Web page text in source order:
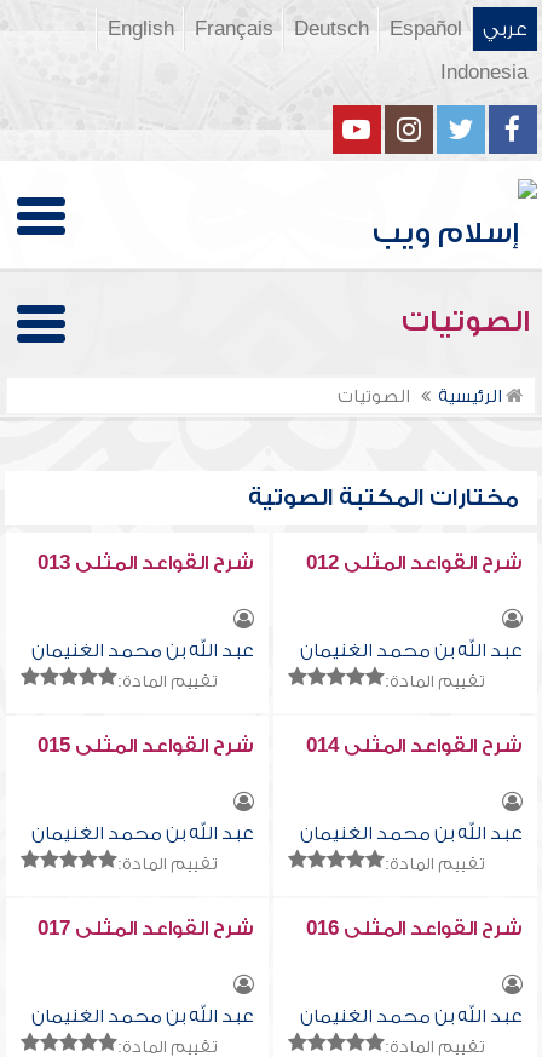
عربي Español
Deutsch
Français
English
Indonesia
الصوتيات
الرئيسية الصوتيات
مختارات المكتبة الصوتية
شرح القواعد المثلى 012
عبد الله بن محمد الغنيمان
تقييم المادة:
شرح القواعد المثلى 013
عبد الله بن محمد الغنيمان
تقييم المادة:
شرح القواعد المثلى 014
عبد الله بن محمد الغنيمان
تقييم المادة:
شرح القواعد المثلى 015
عبد الله بن محمد الغنيمان
تقييم المادة:
شرح القواعد المثلى 016
عبد الله بن محمد الغنيمان
تقييم المادة:
شرح القواعد المثلى 017
عبد الله بن محمد الغنيمان
تقييم المادة: